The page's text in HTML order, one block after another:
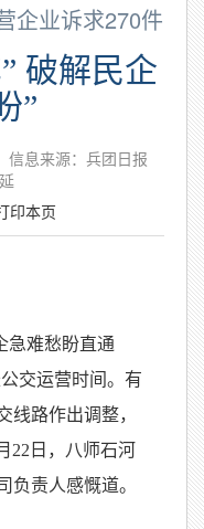
企业诉求270件
破解民企
”
信息来源：兵团日报
印本页
急难愁盼直通
交运营时间。有
线路作出调整，
22日，八师石河
负责人感慨道。